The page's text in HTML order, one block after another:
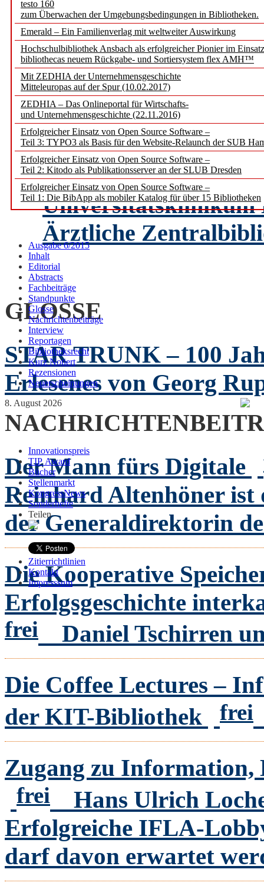
testo 160
zum Überwachen der Umgebungsbedingungen in Bibliotheken.
Emerald – Ein Familienverlag mit weltweiter Auswirkung
Hochschulbibliothek Ansbach als erfolgreicher Pionier im
bibliothecas neuem Rückgabe- und Sortiersystem flex AMH™
Mit ZEDHIA der Unternehmensgeschichte
Mitteleuropas auf der Spur (10.02.2017)
ZEDHIA – Das Onlineportal für Wirtschafts-
und Unternehmensgeschichte (22.11.2016)
Erfolgreicher Einsatz von Open Source Software –
Teil 3: TYPO3 als Basis für den Website-Relaunch der SUB
Erfolgreicher Einsatz von Open Source Software –
Teil 2: Kitodo als Publikationsserver an der SLUB Dresden
Erfolgreicher Einsatz von Open Source Software –
Teil 1: Die BibApp als mobiler Katalog für über 15 Bibliotheken
Ausgabe 6/2015
Inhalt
Editorial
Abstracts
Fachbeiträge
Standpunkte
Glosse
Nachrichtenbeiträge
Interview
Reportagen
Bibliotheksrecht
Kurz Notiert
Rezensionen
Neuerscheinungen
8. August 2026
Innovationspreis
TIP Award
Bücher
Stellenmarkt
KongressNews
Sonderhefte
Teilen
Zitierrichtlinien
Kontakt
Impresssum
ZB MED – Leibniz-
Warum wir uns von
bevor wir überhaupt
Standpunkt: Patricia
Bibliothekarin) und
B.A.),
Universitätsklinikum
Ärztliche
GLOSSE
STAR TRUNK – 100
Erlesenes von Georg
Der Mann fürs Digitale
Reinhard Altenhöner ist
der Generaldirektorin
Die Kooperative
Erfolgsgeschichte
frei
Daniel Tschirren
Die Coffee Lectures –
der KIT-Bibliothek
frei
Zugang zu
frei
Hans Ulrich
Erfolgreiche IFLA-
darf davon erwartet